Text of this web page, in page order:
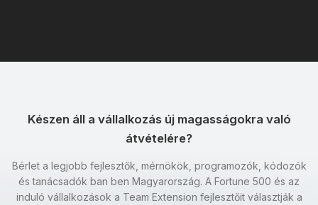
Készen áll a vállalkozás új magasságokra való
átvételére?
Bérlet a legjobb fejlesztők, mérnökök, programozók, kódozók
és tanácsadók ban ben Magyarország. A Fortune 500 és az
induló vállalkozások a Team Extension fejlesztőit választják a